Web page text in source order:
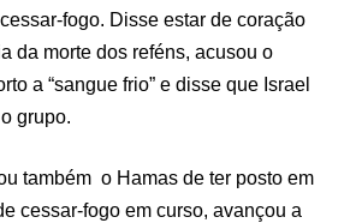
fogo. Disse estar de coração
da morte dos reféns, acusou o
a “sangue frio” e disse que Israel
grupo.
também o Hamas de ter posto em
cessar-fogo em curso, avançou a